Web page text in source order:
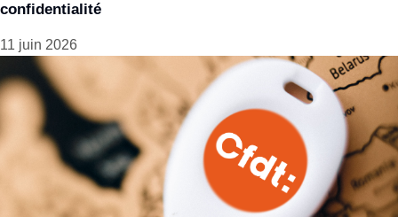
confidentialité
11 juin 2026